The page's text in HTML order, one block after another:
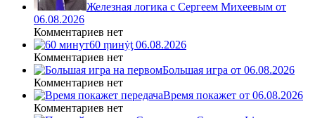
Железная логика с Сергеем Михеевым от
06.08.2026
Комментариев нет
60 ṃинẏƫ 06.08.2026
Комментариев нет
Большая игра от 06.08.2026
Комментариев нет
Время покажет от 06.08.2026
Комментариев нет